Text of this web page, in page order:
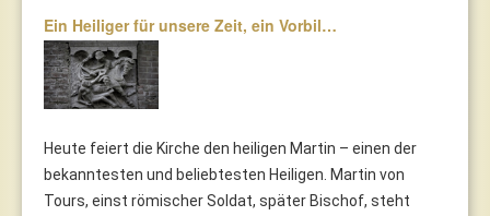
Ein Heiliger für unsere Zeit, ein Vorbil…
Heute feiert die Kirche den heiligen Martin – einen der
bekanntesten und beliebtesten Heiligen. Martin von
Tours, einst römischer Soldat, später Bischof, steht